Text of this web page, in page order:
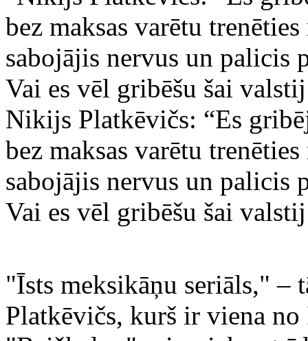
Nikijs Platkēvičs: “Es
bez maksas varētu
sabojājis nervus un palicis
Vai es vēl gribēšu šai
"Īsts meksikāņu seriāls," –
Platkēvičs, kurš ir viena